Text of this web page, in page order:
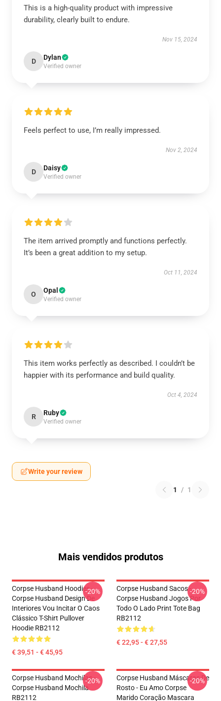
This is a high-quality product with impressive
durability, clearly built to endure.
Nov 15, 2024
D Dylan
Verified owner
Feels perfect to use, I’m really impressed.
Nov 2, 2024
D Daisy
Verified owner
The item arrived promptly and functions perfectly.
It’s been a great addition to my setup.
Oct 11, 2024
O Opal
Verified owner
This item works perfectly as described. I couldn’t be
happier with its performance and build quality.
Oct 4, 2024
R Ruby
Verified owner
Write your review
1 / 1
Mais vendidos produtos
Corpse Husband Hoodies -
Corpse Husband Design De
Interiores Vou Incitar O Caos
Clássico T-Shirt Pullover
Hoodie RB2112
€ 39,51 - € 45,95
-20%
Corpse Husband Sacos -
Corpse Husband Jogos Por
Todo O Lado Print Tote Bag
RB2112
€ 22,95 - € 27,55
-20%
Corpse Husband Mochilas -
Corpse Husband Mochila
RB2112
-20%
Corpse Husband Máscaras De
Rosto - Eu Amo Corpse
Marido Coração Mascara
-20%